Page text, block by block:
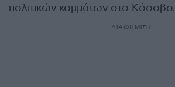
πολιτικών κομμάτων στο Κόσοβο.
ΔΙΑΦΗΜΙΣΗ